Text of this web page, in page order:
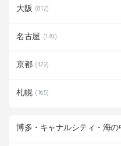
大阪 (812)
名古屋 (149)
京都 (479)
札幌 (165)
博多・キャナルシティ・海